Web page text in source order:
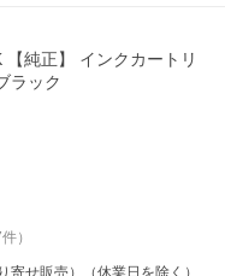
【純正】 インクカートリ
ラック
件）
寄せ販売）（休業日を除く）